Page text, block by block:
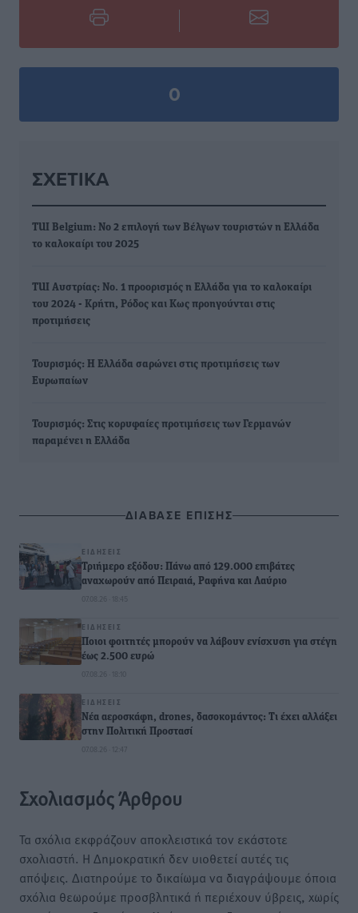
0
ΣΧΕΤΙΚΆ
TUI Belgium: Νο 2 επιλογή των Βέλγων τουριστών η Ελλάδα
το καλοκαίρι του 2025
TUI Aυστρίας: Νο. 1 προορισμός η Ελλάδα για το καλοκαίρι
του 2024 - Κρήτη, Ρόδος και Κως προηγούνται στις
προτιμήσεις
Τουρισμός: Η Ελλάδα σαρώνει στις προτιμήσεις των
Ευρωπαίων
Τουρισμός: Στις κορυφαίες προτιμήσεις των Γερμανών
παραμένει η Ελλάδα
ΔΙΑΒΑΣΕ ΕΠΙΣΗΣ
ΕΙΔΉΣΕΙΣ
Τριήμερο εξόδου: Πάνω από 129.000 επιβάτες
αναχωρούν από Πειραιά, Ραφήνα και Λαύριο
07.08.26 · 18:45
ΕΙΔΉΣΕΙΣ
Ποιοι φοιτητές μπορούν να λάβουν ενίσχυση για στέγη
έως 2.500 ευρώ
07.08.26 · 18:10
ΕΙΔΉΣΕΙΣ
Νέα αεροσκάφη, drones, δασοκομάντος: Τι έχει αλλάξει
στην Πολιτική Προστασί
07.08.26 · 12:47
Σχολιασμός Άρθρου
Τα σχόλια εκφράζουν αποκλειστικά τον εκάστοτε
σχολιαστή. Η Δημοκρατική δεν υιοθετεί αυτές τις
απόψεις. Διατηρούμε το δικαίωμα να διαγράψουμε όποια
σχόλια θεωρούμε προσβλητικά ή περιέχουν ύβρεις, χωρίς